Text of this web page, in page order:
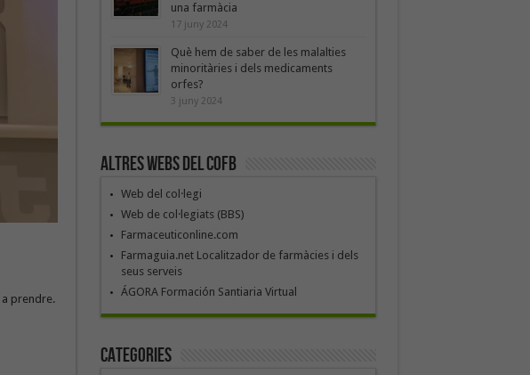
a prendre.
una farmàcia
17 juny 2024
Què hem de saber de les malalties
minoritàries i dels medicaments
orfes?
3 juny 2024
Altres webs del COFB
Web del col·legi
Web de col·legiats (BBS)
Farmaceuticonline.com
Farmaguia.net Localitzador de farmàcies i dels
seus serveis
ÁGORA Formación Santiaria Virtual
Categories